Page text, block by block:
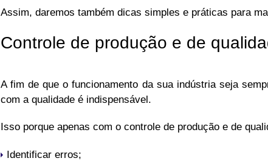
Assim, daremos também dicas simples e práticas para
Controle de produção e de
A fim de que o funcionamento da sua indústria seja
com a qualidade é indispensável.
Isso porque apenas com o controle de produção e de
Identificar erros;